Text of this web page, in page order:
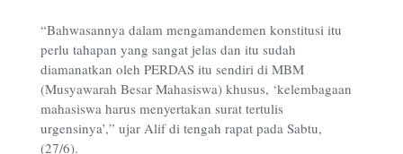
“Bahwasannya dalam mengamandemen konstitusi itu
perlu tahapan yang sangat jelas dan itu sudah
diamanatkan oleh PERDAS itu sendiri di MBM
(Musyawarah Besar Mahasiswa) khusus, ‘kelembagaan
mahasiswa harus menyertakan surat tertulis
urgensinya’,” ujar Alif di tengah rapat pada Sabtu,
(27/6).